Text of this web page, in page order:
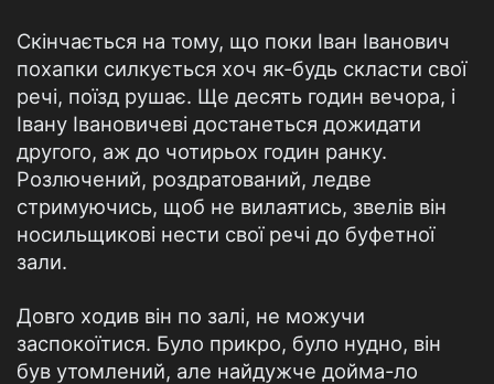
Скінчається на тому, що поки Іван Іванович
похапки силкується хоч як-будь скласти свої
речі, поїзд рушає. Ще десять годин вечора, і
Івану Івановичеві достанеться дожидати
другого, аж до чотирьох годин ранку.
Розлючений, роздратований, ледве
стримуючись, щоб не вилаятись, звелів він
носильщикові нести свої речі до буфетної
зали.
Довго ходив він по залі, не можучи
заспокоїтися. Було прикро, було нудно, він
був утомлений, але найдужче дойма-ло